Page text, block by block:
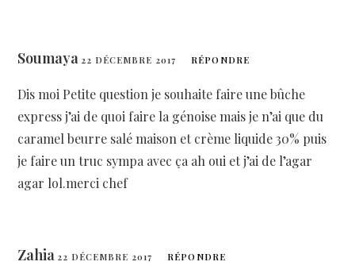
Soumaya22 DÉCEMBRE 2017 RÉPONDRE
Dis moi Petite question je souhaite faire une bûche
express j’ai de quoi faire la génoise mais je n’ai que du
caramel beurre salé maison et crème liquide 30% puis
je faire un truc sympa avec ça ah oui et j’ai de l’agar
agar lol.merci chef
Zahia22 DÉCEMBRE 2017 RÉPONDRE